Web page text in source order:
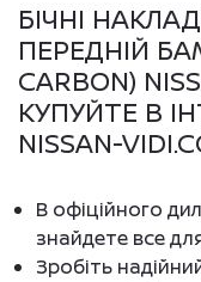
БІЧНІ
ПЕРЕДНІЙ
CARBON)
КУПУЙТЕ В
NISSAN-
В офіційного
знайдете все
Зробіть